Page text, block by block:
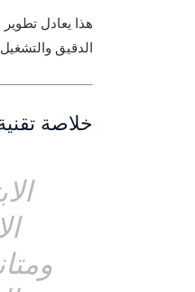
هذا يعادل
الدقيق
خلاصة